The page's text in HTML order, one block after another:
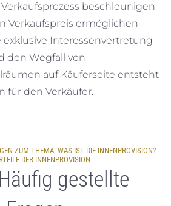
beschleunigen
Verkaufspreis ermöglichen
Interessenvertretung
den Wegfall von
auf Käuferseite entsteht
für den Verkäufer.
ZUM THEMA: WAS IST DIE INNENPROVISION?
DER INNENPROVISION
gestellte